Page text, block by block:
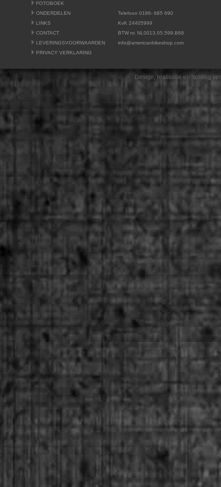
FOTOBOEK
ONDERDELEN
LINKS
CONTACT
LEVERINGSVOORWAARDEN
PRIVACY VERKLARING
Telefoon 0186- 685 690
KvK 24405999
BTW nr. NL0013.05.599.B68
info@americanbikeshop.com
Design, realisatie en hosting